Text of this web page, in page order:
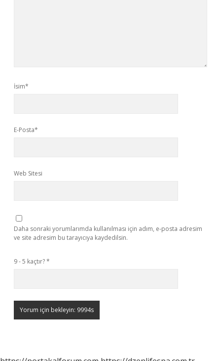
İsim*
E-Posta*
Web Sitesi
Daha sonraki yorumlarımda kullanılması için adım, e-posta adresim
ve site adresim bu tarayıcıya kaydedilsin.
9 - 5 kaçtır?*